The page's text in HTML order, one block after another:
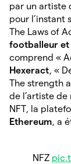
par un artiste
pour l’instant
The Laws of
footballeur et
comprend «
Hexeract, «
The strength
de l’artiste de
NFT, la
Ethereum, a
NFZ